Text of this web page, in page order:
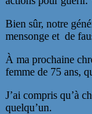
Bien sûr, notre
mensonge et de
À ma prochaine
femme de 75 ans,
J’ai compris qu’à
quelqu’un.